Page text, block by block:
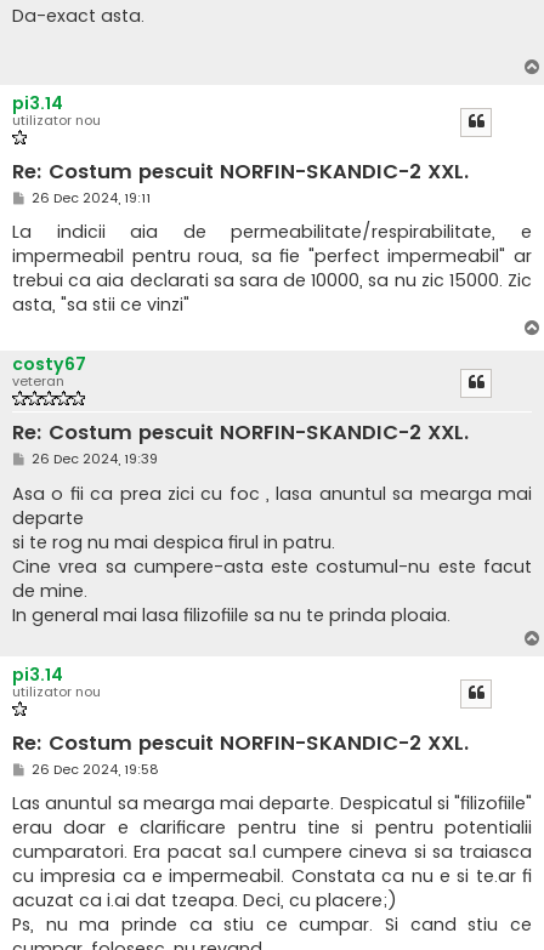
s
a
Da-exact asta.
pi3.14
utilizator nou
Re: Costum pescuit NORFIN-SKANDIC-2 XXL.
M
s
a
j
26 Dec 2024, 19:11
La indicii aia de permeabilitate/respirabilitate, e
impermeabil pentru roua, sa fie "perfect impermeabil" ar
trebui ca aia declarati sa sara de 10000, sa nu zic 15000. Zic
asta, "sa stii ce vinzi"
costy67
veteran
Re: Costum pescuit NORFIN-SKANDIC-2 XXL.
M
s
a
j
26 Dec 2024, 19:39
Asa o fii ca prea zici cu foc , lasa anuntul sa mearga mai
departe
si te rog nu mai despica firul in patru.
Cine vrea sa cumpere-asta este costumul-nu este facut
de mine.
In general mai lasa filizofiile sa nu te prinda ploaia.
pi3.14
utilizator nou
Re: Costum pescuit NORFIN-SKANDIC-2 XXL.
M
s
a
j
26 Dec 2024, 19:58
Las anuntul sa mearga mai departe. Despicatul si "filizofiile"
erau doar e clarificare pentru tine si pentru potentialii
cumparatori. Era pacat sa.l cumpere cineva si sa traiasca
cu impresia ca e impermeabil. Constata ca nu e si te.ar fi
acuzat ca i.ai dat tzeapa. Deci, cu placere;)
Ps, nu ma prinde ca stiu ce cumpar. Si cand stiu ce